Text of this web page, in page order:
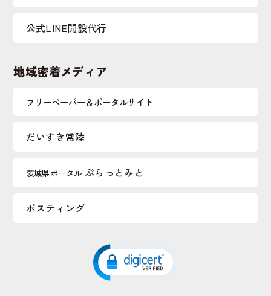
公式LINE開設代行
地域密着メディア
フリーペーパー＆ポータルサイト
だいすき常陸
茨城県ポータル ぷらっとみと
ポスティング